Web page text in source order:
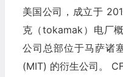
美国公司，成立于
克（tokamak）电厂
公司总部位于马萨诸
(MIT) 的衍生公司。